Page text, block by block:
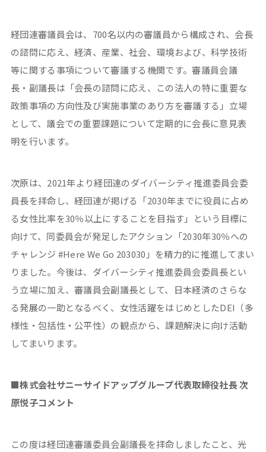
経団連審議員会は、700名以内の審議員から構成され、会長
の諮問に応え、経済、産業、社会、環境および、科学技術
等に関する事項について審議する機関です。審議員会議
長・副議長は「会長の諮問に応え、この法人の特に重要な
政策事項の方向性及び実施事業のあり方を審議する」立場
として、議会での重要課題について定期的に会長に意見表
明を行います。
次原は、2021年より経団連のダイバーシティ推進委員会委
員長を拝命し、経団連が掲げる「2030年までに役員に占め
る女性比率を30％以上にすることを目指す」という目標に
向けて、同委員会が発足したアクション「2030年30％への
チャレンジ #Here We Go 203030」を精力的に推進してまい
りました。今後は、ダイバーシティ推進委員会委員長とい
う立場に加え、審議員会副議長として、日本経済のさらな
る発展の一助となるべく、女性活躍をはじめとしたDEI（多
様性・包括性・公平性）の観点から、課題解決に向け活動
してまいります。
■株式会社サニーサイドアップグループ代表取締役社長 次
原悦子コメント
この度は経団連審議委員会副議長を拝命しましたこと、光